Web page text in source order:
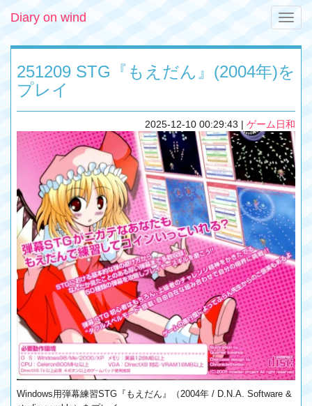
Toggle
Diary on wind
251209 STG『もえだん』(2004年)を
プレイ
2025-12-10 00:29:43 | ゲーム日和
Windows用弾幕練習STG『もえだん』（2004年 / D.N.A. Software &